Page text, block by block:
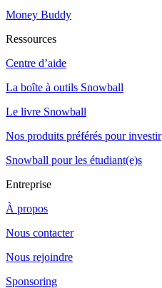
Money Buddy
Ressources
Centre d’aide
La boîte à outils Snowball
Le livre Snowball
Nos produits préférés pour investir
Snowball pour les étudiant(e)s
Entreprise
À propos
Nous contacter
Nous rejoindre
Sponsoring